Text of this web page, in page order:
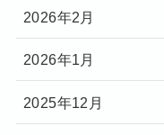
2026年2月
2026年1月
2025年12月